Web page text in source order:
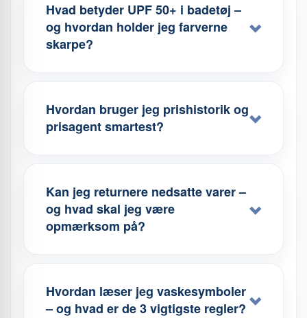
Hvad betyder UPF 50+ i badetøj –
og hvordan holder jeg farverne
skarpe?
Hvordan bruger jeg prishistorik og
prisagent smartest?
Kan jeg returnere nedsatte varer –
og hvad skal jeg være
opmærksom på?
Hvordan læser jeg vaskesymboler
– og hvad er de 3 vigtigste regler?